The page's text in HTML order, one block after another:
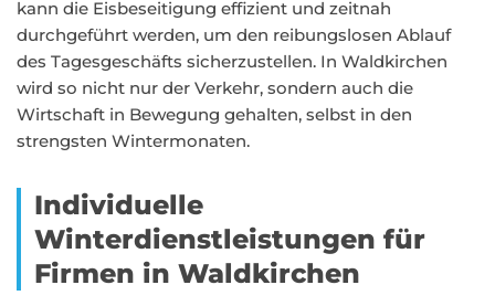
kann die Eisbeseitigung effizient und zeitnah
durchgeführt werden, um den reibungslosen Ablauf
des Tagesgeschäfts sicherzustellen. In Waldkirchen
wird so nicht nur der Verkehr, sondern auch die
Wirtschaft in Bewegung gehalten, selbst in den
strengsten Wintermonaten.
Individuelle
Winterdienstleistungen für
Firmen in Waldkirchen